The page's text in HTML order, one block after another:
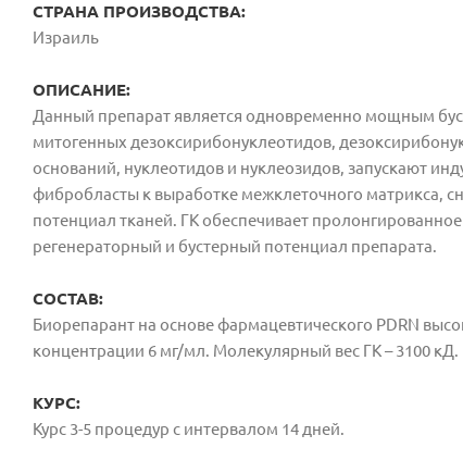
СТРАНА ПРОИЗВОДСТВА:
Израиль
ОПИСАНИЕ:
Данный препарат является одновременно мощным
митогенных дезоксирибонуклеотидов,
оснований, нуклеотидов и нуклеозидов, запускают
фибробласты к выработке межклеточного матрикса,
потенциал тканей. ГК обеспечивает
регенераторный и бустерный потенциал препарата.
СОСТАВ:
Биорепарант на основе фармацевтического PDRN
концентрации 6 мг/мл. Молекулярный вес ГК – 3100 кД.
КУРС:
Курс 3-5 процедур с интервалом 14 дней.